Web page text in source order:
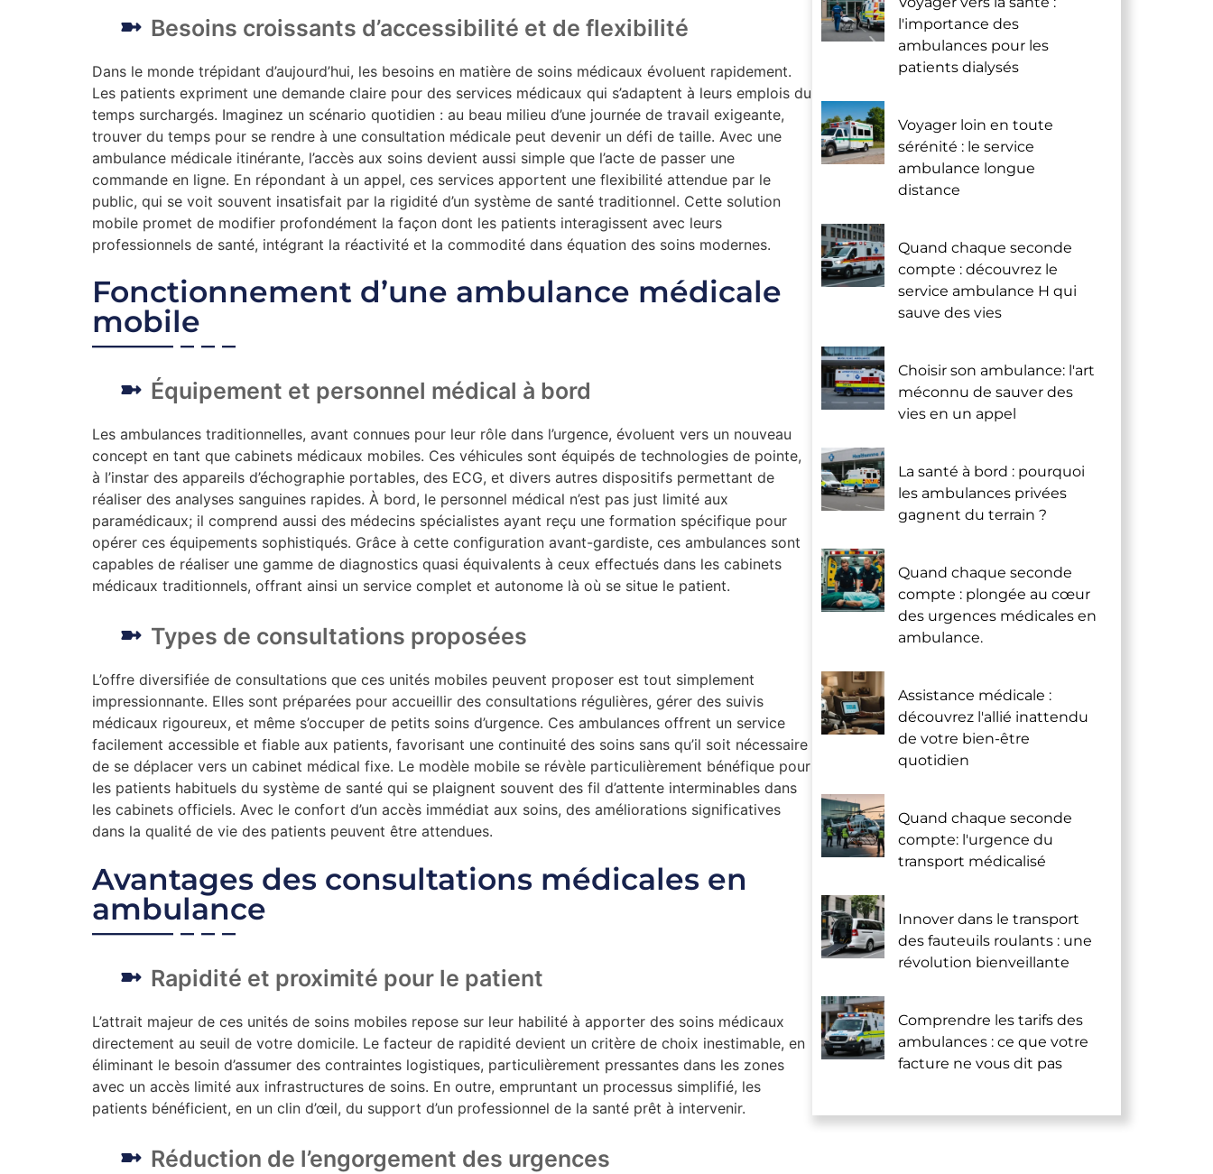
Besoins croissants d’accessibilité et de flexibilité
Dans le monde trépidant d’aujourd’hui, les besoins en matière de soins médicaux évoluent rapidement.
Les patients expriment une demande claire pour des services médicaux qui s’adaptent à leurs emplois du
temps surchargés. Imaginez un scénario quotidien : au beau milieu d’une journée de travail exigeante,
trouver du temps pour se rendre à une consultation médicale peut devenir un défi de taille. Avec une
ambulance médicale itinérante, l’accès aux soins devient aussi simple que l’acte de passer une
commande en ligne. En répondant à un appel, ces services apportent une flexibilité attendue par le
public, qui se voit souvent insatisfait par la rigidité d’un système de santé traditionnel. Cette solution
mobile promet de modifier profondément la façon dont les patients interagissent avec leurs
professionnels de santé, intégrant la réactivité et la commodité dans équation des soins modernes.
Fonctionnement d’une ambulance médicale
mobile
Équipement et personnel médical à bord
Les ambulances traditionnelles, avant connues pour leur rôle dans l’urgence, évoluent vers un nouveau
concept en tant que cabinets médicaux mobiles. Ces véhicules sont équipés de technologies de pointe,
à l’instar des appareils d’échographie portables, des ECG, et divers autres dispositifs permettant de
réaliser des analyses sanguines rapides. À bord, le personnel médical n’est pas just limité aux
paramédicaux; il comprend aussi des médecins spécialistes ayant reçu une formation spécifique pour
opérer ces équipements sophistiqués. Grâce à cette configuration avant-gardiste, ces ambulances sont
capables de réaliser une gamme de diagnostics quasi équivalents à ceux effectués dans les cabinets
médicaux traditionnels, offrant ainsi un service complet et autonome là où se situe le patient.
Types de consultations proposées
L’offre diversifiée de consultations que ces unités mobiles peuvent proposer est tout simplement
impressionnante. Elles sont préparées pour accueillir des consultations régulières, gérer des suivis
médicaux rigoureux, et même s’occuper de petits soins d’urgence. Ces ambulances offrent un service
facilement accessible et fiable aux patients, favorisant une continuité des soins sans qu’il soit nécessaire
de se déplacer vers un cabinet médical fixe. Le modèle mobile se révèle particulièrement bénéfique pour
les patients habituels du système de santé qui se plaignent souvent des fil d’attente interminables dans
les cabinets officiels. Avec le confort d’un accès immédiat aux soins, des améliorations significatives
dans la qualité de vie des patients peuvent être attendues.
Avantages des consultations médicales en
ambulance
Rapidité et proximité pour le patient
L’attrait majeur de ces unités de soins mobiles repose sur leur habilité à apporter des soins médicaux
directement au seuil de votre domicile. Le facteur de rapidité devient un critère de choix inestimable, en
éliminant le besoin d’assumer des contraintes logistiques, particulièrement pressantes dans les zones
avec un accès limité aux infrastructures de soins. En outre, empruntant un processus simplifié, les
patients bénéficient, en un clin d’œil, du support d’un professionnel de la santé prêt à intervenir.
Réduction de l’engorgement des urgences
l'importance des
ambulances pour les
patients dialysés
Voyager loin en toute
sérénité : le service
ambulance longue
distance
Quand chaque seconde
compte : découvrez le
service ambulance H qui
sauve des vies
Choisir son ambulance: l'art
méconnu de sauver des
vies en un appel
La santé à bord : pourquoi
les ambulances privées
gagnent du terrain ?
Quand chaque seconde
compte : plongée au cœur
des urgences médicales en
ambulance.
Assistance médicale :
découvrez l'allié inattendu
de votre bien-être
quotidien
Quand chaque seconde
compte: l'urgence du
transport médicalisé
Innover dans le transport
des fauteuils roulants : une
révolution bienveillante
Comprendre les tarifs des
ambulances : ce que votre
facture ne vous dit pas